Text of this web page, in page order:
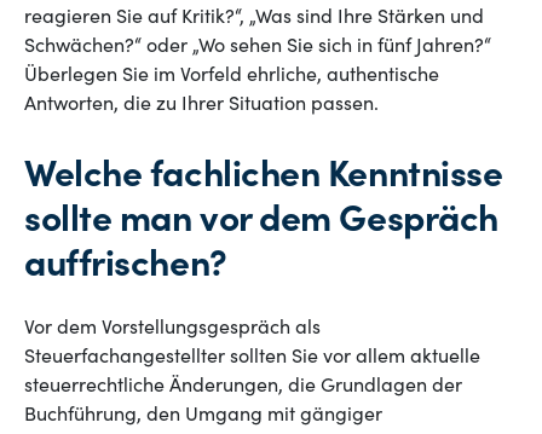
reagieren Sie auf Kritik?“, „Was sind Ihre Stärken und
Schwächen?“ oder „Wo sehen Sie sich in fünf Jahren?“
Überlegen Sie im Vorfeld ehrliche, authentische
Antworten, die zu Ihrer Situation passen.
Welche fachlichen Kenntnisse
sollte man vor dem Gespräch
auffrischen?
Vor dem Vorstellungsgespräch als
Steuerfachangestellter sollten Sie vor allem aktuelle
steuerrechtliche Änderungen, die Grundlagen der
Buchführung, den Umgang mit gängiger